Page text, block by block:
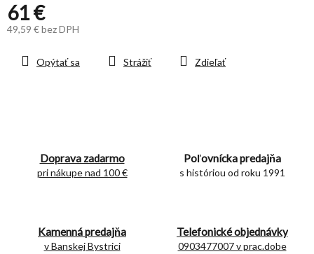
61 €
49,59 € bez DPH
Opýtať sa Strážiť Zdieľať
Doprava zadarmo
pri nákupe nad 100 €
Poľovnícka predajňa
s históriou od roku 1991
Kamenná predajňa
v Banskej Bystrici
Telefonické objednávky
0903477007 v prac.dobe